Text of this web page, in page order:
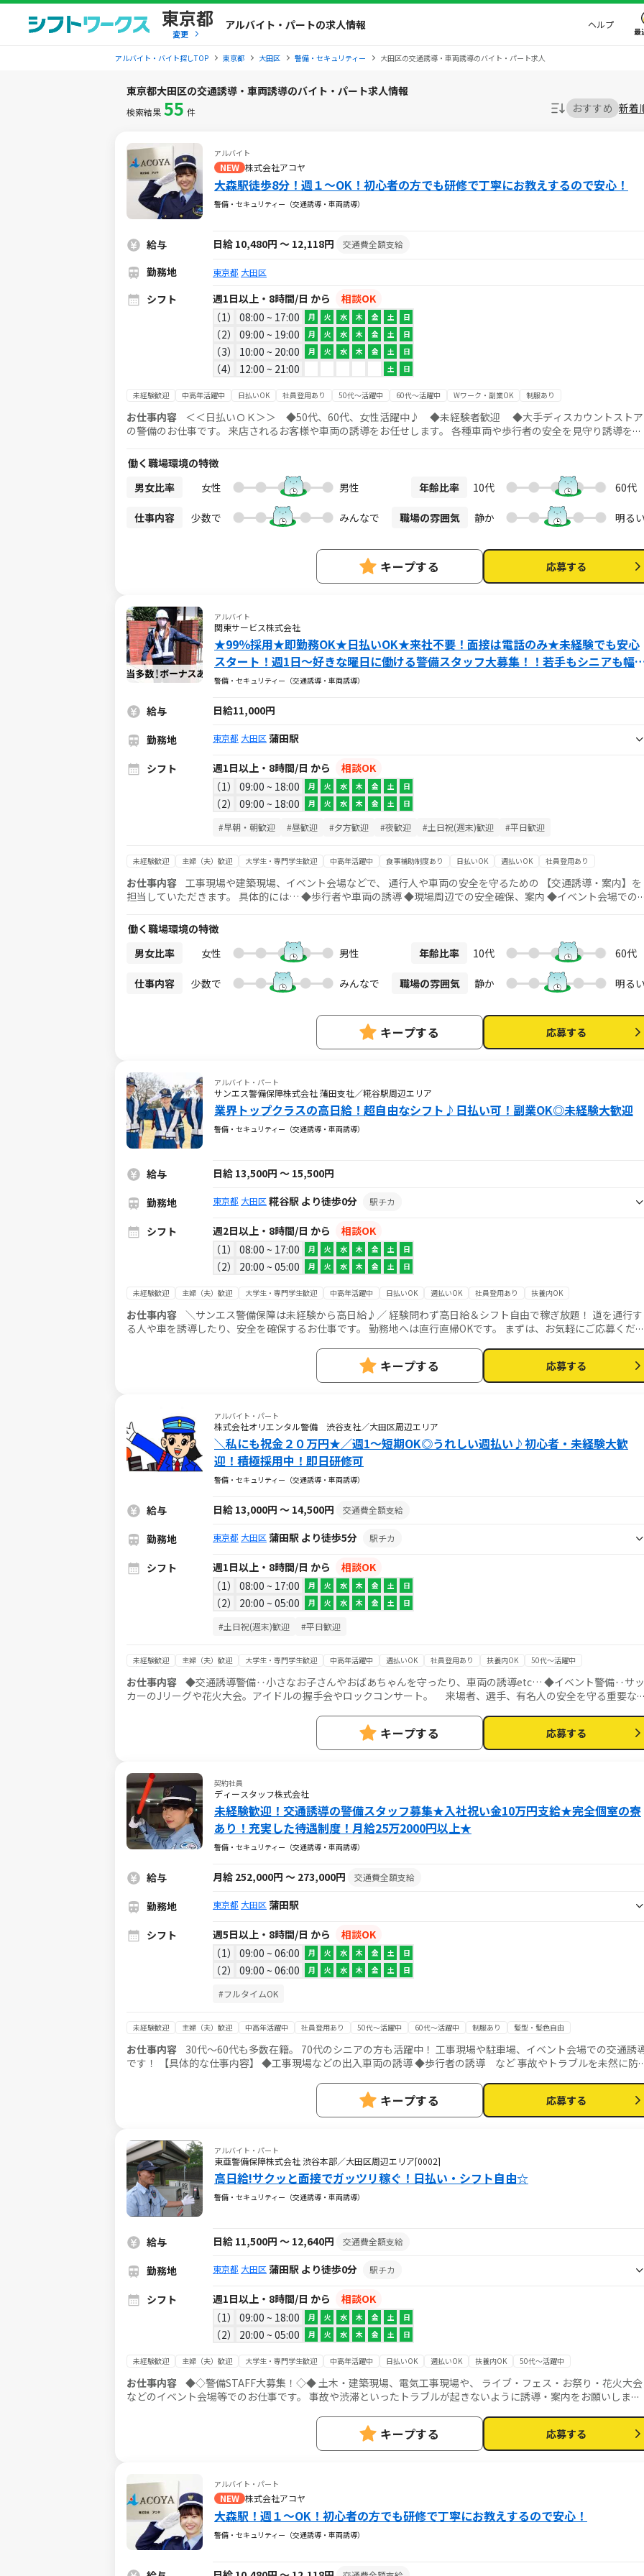
東京都
変更
アルバイト・パートの求人情報 ヘルプ
最
アルバイト・バイト探しTOP 東京都 大田区 警備・セキュリティー 大田区の交通誘導・車両誘導のバイト・パート求人
東京都大田区の交通誘導・車両誘導のバイト・パート求人情報
検索結果 55 件 おすすめ 新着
アルバイト
NEW 株式会社アコヤ
大森駅徒歩8分！週１～OK！初心者の方でも研修で丁寧にお教えするので安心！
警備・セキュリティー（交通誘導・車両誘導）
給与 日給 10,480円 ～ 12,118円 交通費全額支給
勤務地 東京都 大田区
シフト 週1日以上・8時間/日 から
相談OK
1
08:00 ~ 17:00 月 火 水 木 金 土 日
2 09:00 ~ 19:00 月 火 水 木 金 土 日
3 10:00 ~ 20:00 月 火 水 木 金 土 日
4 12:00 ~ 21:00 土 日
未経験歓迎 中高年活躍中 日払いOK 社員登用あり 50代～活躍中 60代～活躍中 Wワーク・副業OK 制服あり
お仕事内容 ＜＜日払いＯＫ＞＞ ◆50代、60代、女性活躍中♪ ◆未経験者歓迎 ◆大手ディスカウントストア
の警備のお仕事です。 来店されるお客様や車両の誘導をお任せします。 各種車両や歩行者の安全を見守り誘導を行
働く職場環境の特徴
男女比率
女性 男性 年齢比率 10代 60代
仕事内容 少数で みんなで 職場の雰囲気 静か 明る
キープする 応募する
アルバイト
関東サービス株式会社
★99％採用★即勤務OK★日払いOK★来社不要！面接は電話のみ★未経験でも安心
スタート！週1日～好きな曜日に働ける警備スタッフ大募集！！若手もシニアも幅
く活躍中★
警備・セキュリティー（交通誘導・車両誘導）
給与 日給11,000円
勤務地 東京都 大田区 蒲田駅
シフト 週1日以上・8時間/日 から
相談OK
1
09:00 ~ 18:00 月 火 水 木 金 土 日
2 09:00 ~ 18:00 月 火 水 木 金 土 日
#早朝・朝歓迎 #昼歓迎 #夕方歓迎 #夜歓迎 #土日祝(週末)歓迎 #平日歓迎
未経験歓迎 主婦（夫）歓迎 大学生・専門学生歓迎 中高年活躍中 食事補助制度あり 日払いOK 週払いOK 社員登用あり
お仕事内容 工事現場や建築現場、イベント会場などで、 通行人や車両の安全を守るための 【交通誘導・案内】を
担当していただきます。 具体的には… ◆歩行者や車両の誘導 ◆現場周辺での安全確保、案内 ◆イベント会場での入
法定研修（20h・2万2,000円支給） もあるので知識がない方でも安心です。 首都圏エリアの案件が中心で、 あなた
の希望に合わせて現場を決定。 直行直帰OKで、 自宅から通いやすい現場で働けます。 「副業でお小遣い稼ぎ」
「しっかり週5で安定収入」 どちらの希望も大歓迎。 まずはお気軽にご応募ください＼(^o^)／
働く職場環境の特徴
男女比率
女性 男性 年齢比率 10代 60代
仕事内容 少数で みんなで 職場の雰囲気 静か 明る
キープする 応募する
アルバイト・パート
サンエス警備保障株式会社 蒲田支社／糀谷駅周辺エリア
業界トップクラスの高日給！超自由なシフト♪日払い可！副業OK◎未経験大歓迎
警備・セキュリティー（交通誘導・車両誘導）
給与 日給 13,500円 ～ 15,500円
勤務地 東京都 大田区 糀谷駅 より徒歩0分 駅チカ
シフト 週2日以上・8時間/日 から
相談OK
1
08:00 ~ 17:00 月 火 水 木 金 土 日
2 20:00 ~ 05:00 月 火 水 木 金 土 日
未経験歓迎 主婦（夫）歓迎 大学生・専門学生歓迎 中高年活躍中 日払いOK 週払いOK 社員登用あり 扶養内OK
お仕事内容 ＼サンエス警備保障は未経験から高日給♪／ 経験問わず高日給＆シフト自由で稼ぎ放題！ 道を通行す
る人や車を誘導したり、安全を確保するお仕事です。 勤務地へは直行直帰OKです。 まずは、お気軽にご応募くださ
キープする 応募する
アルバイト・パート
株式会社オリエンタル警備 渋谷支社／大田区周辺エリア
＼私にも祝金２０万円★／週1～短期OK◎うれしい週払い♪初心者・未経験大歓
迎！積極採用中！即日研修可
警備・セキュリティー（交通誘導・車両誘導）
給与 日給 13,000円 ～ 14,500円 交通費全額支給
勤務地 東京都 大田区 蒲田駅 より徒歩5分 駅チカ
シフト 週1日以上・8時間/日 から
相談OK
1
08:00 ~ 17:00 月 火 水 木 金 土 日
2 20:00 ~ 05:00 月 火 水 木 金 土 日
#土日祝(週末)歓迎 #平日歓迎
未経験歓迎 主婦（夫）歓迎 大学生・専門学生歓迎 中高年活躍中 週払いOK 社員登用あり 扶養内OK 50代～活躍中
お仕事内容 ◆交通誘導警備‥小さなお子さんやおばあちゃんを守ったり、車両の誘導etc… ◆イベント警備‥サッ
カーのJリーグや花火大会。アイドルの握手会やロックコンサート。 来場者、選手、有名人の安全を守る重要な
満足させ、あなたも満足！ ◆列車見張員‥楽しく旅する乗客や世界一の定時運行を守るお仕事。鉄道ファンにはた
まらなく楽しい！ ☆面接時にご希望があればご相談ください♪キープする 応募する
契約社員
ディースタッフ株式会社
未経験歓迎！交通誘導の警備スタッフ募集★入社祝い金10万円支給★完全個室の寮
あり！充実した待遇制度！月給25万2000円以上★
警備・セキュリティー（交通誘導・車両誘導）
給与 月給 252,000円 ～ 273,000円 交通費全額支給
勤務地 東京都 大田区 蒲田駅
シフト 週5日以上・8時間/日 から
相談OK
1
09:00 ~ 06:00 月 火 水 木 金 土 日
2 09:00 ~ 06:00 月 火 水 木 金 土 日
#フルタイムOK
未経験歓迎 主婦（夫）歓迎 中高年活躍中 社員登用あり 50代～活躍中 60代～活躍中 制服あり 髪型・髪色自由
お仕事内容 30代～60代も多数在籍。 70代のシニアの方も活躍中！ 工事現場や駐車場、イベント会場での交通誘
です！ 【具体的な仕事内容】 ◆工事現場などの出入車両の誘導 ◆歩行者の誘導 など 事故やトラブルを未然に防
す。 空調服・水冷ベスト（ペルチェ式）等御用意あります！
キープする 応募する
アルバイト・パート
東亜警備保障株式会社 渋谷本部／大田区周辺エリア[0002]
高日給!サクッと面接でガッツリ稼ぐ！日払い・シフト自由☆
警備・セキュリティー（交通誘導・車両誘導）
給与 日給 11,500円 ～ 12,640円 交通費全額支給
勤務地 東京都 大田区 蒲田駅 より徒歩0分 駅チカ
シフト 週1日以上・8時間/日 から
相談OK
1
09:00 ~ 18:00 月 火 水 木 金 土 日
2 20:00 ~ 05:00 月 火 水 木 金 土 日
未経験歓迎 主婦（夫）歓迎 大学生・専門学生歓迎 中高年活躍中 日払いOK 週払いOK 扶養内OK 50代～活躍中
お仕事内容 ◆◇警備STAFF大募集！◇◆ 土木・建築現場、電気工事現場や、 ライブ・フェス・お祭り・花火大会
などのイベント会場等でのお仕事です。 事故や渋滞といったトラブルが起きないように誘導・案内をお願いしま
るので安心してスタートできます！ 未経験の方もビデオ研修があるので安心です！
キープする 応募する
アルバイト・パート
NEW 株式会社アコヤ
大森駅！週１～OK！初心者の方でも研修で丁寧にお教えするので安心！
警備・セキュリティー（交通誘導・車両誘導）